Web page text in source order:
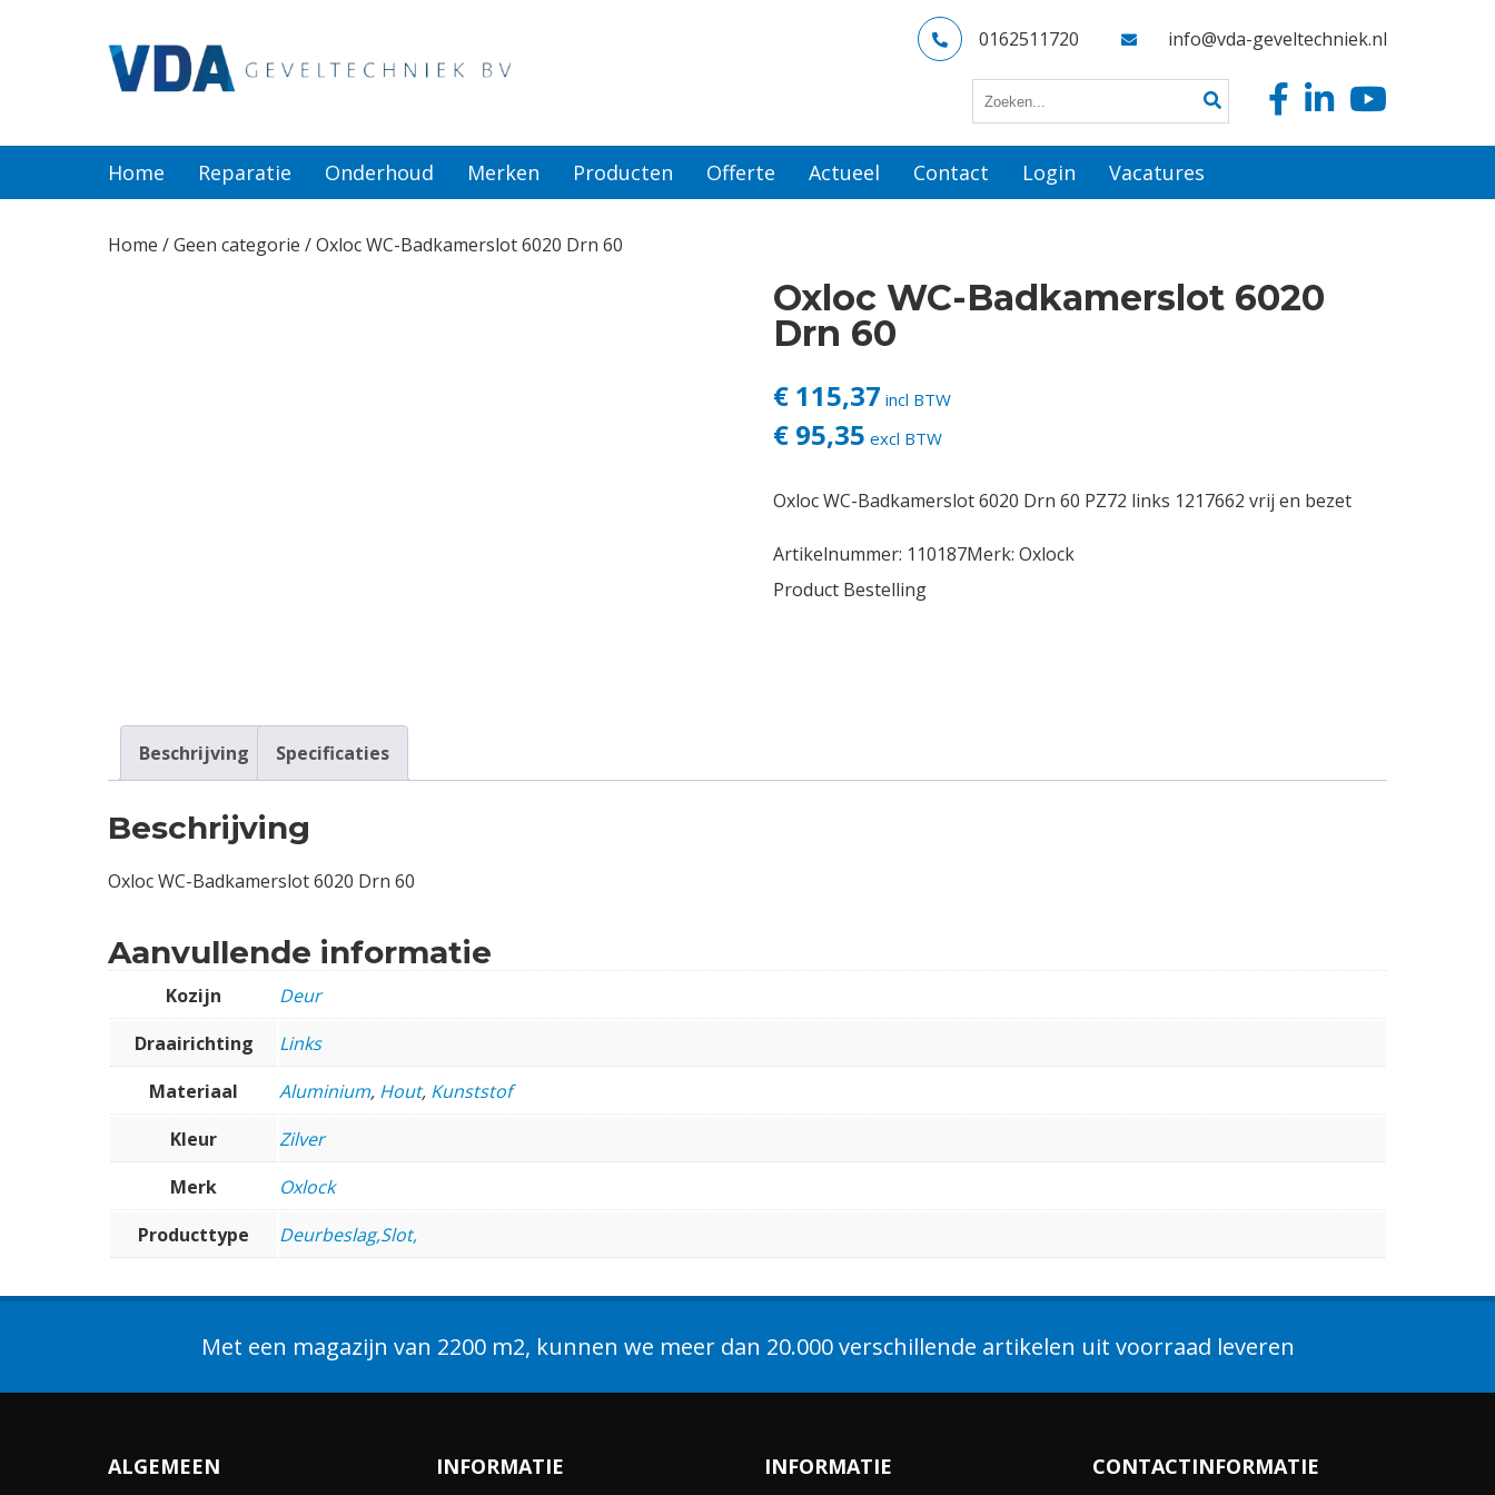
0162511720 info@vda-geveltechniek.nl
Home Reparatie Onderhoud Merken Producten Offerte Actueel Contact Login Vacatures
Home /Geen categorie / Oxloc WC-Badkamerslot 6020 Drn 60
Oxloc WC-Badkamerslot 6020
Drn 60
€ 115,37 incl BTW
€ 95,35 excl BTW
Oxloc WC-Badkamerslot 6020 Drn 60 PZ72 links 1217662 vrij en bezet
Artikelnummer: 110187Merk: Oxlock
Product Bestelling
Beschrijving Specificaties
Beschrijving
Oxloc WC-Badkamerslot 6020 Drn 60
Aanvullende informatie
Kozijn
Deur
Draairichting
Links
Materiaal
Aluminium, Hout, Kunststof
Kleur
Zilver
Merk
Oxlock
Producttype
Deurbeslag,Slot,
Met een magazijn van 2200 m2, kunnen we meer dan 20.000 verschillende artikelen uit voorraad leveren
ALGEMEEN INFORMATIE INFORMATIE CONTACTINFORMATIE